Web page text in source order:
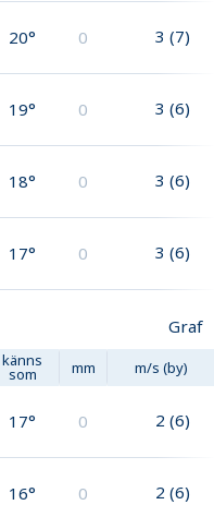
20° 0 3 (7)
19° 0 3 (6)
18° 0 3 (6)
17° 0 3 (6)
Graf
känns
som mm m/s (by)
17° 0 2 (6)
16° 0 2 (6)